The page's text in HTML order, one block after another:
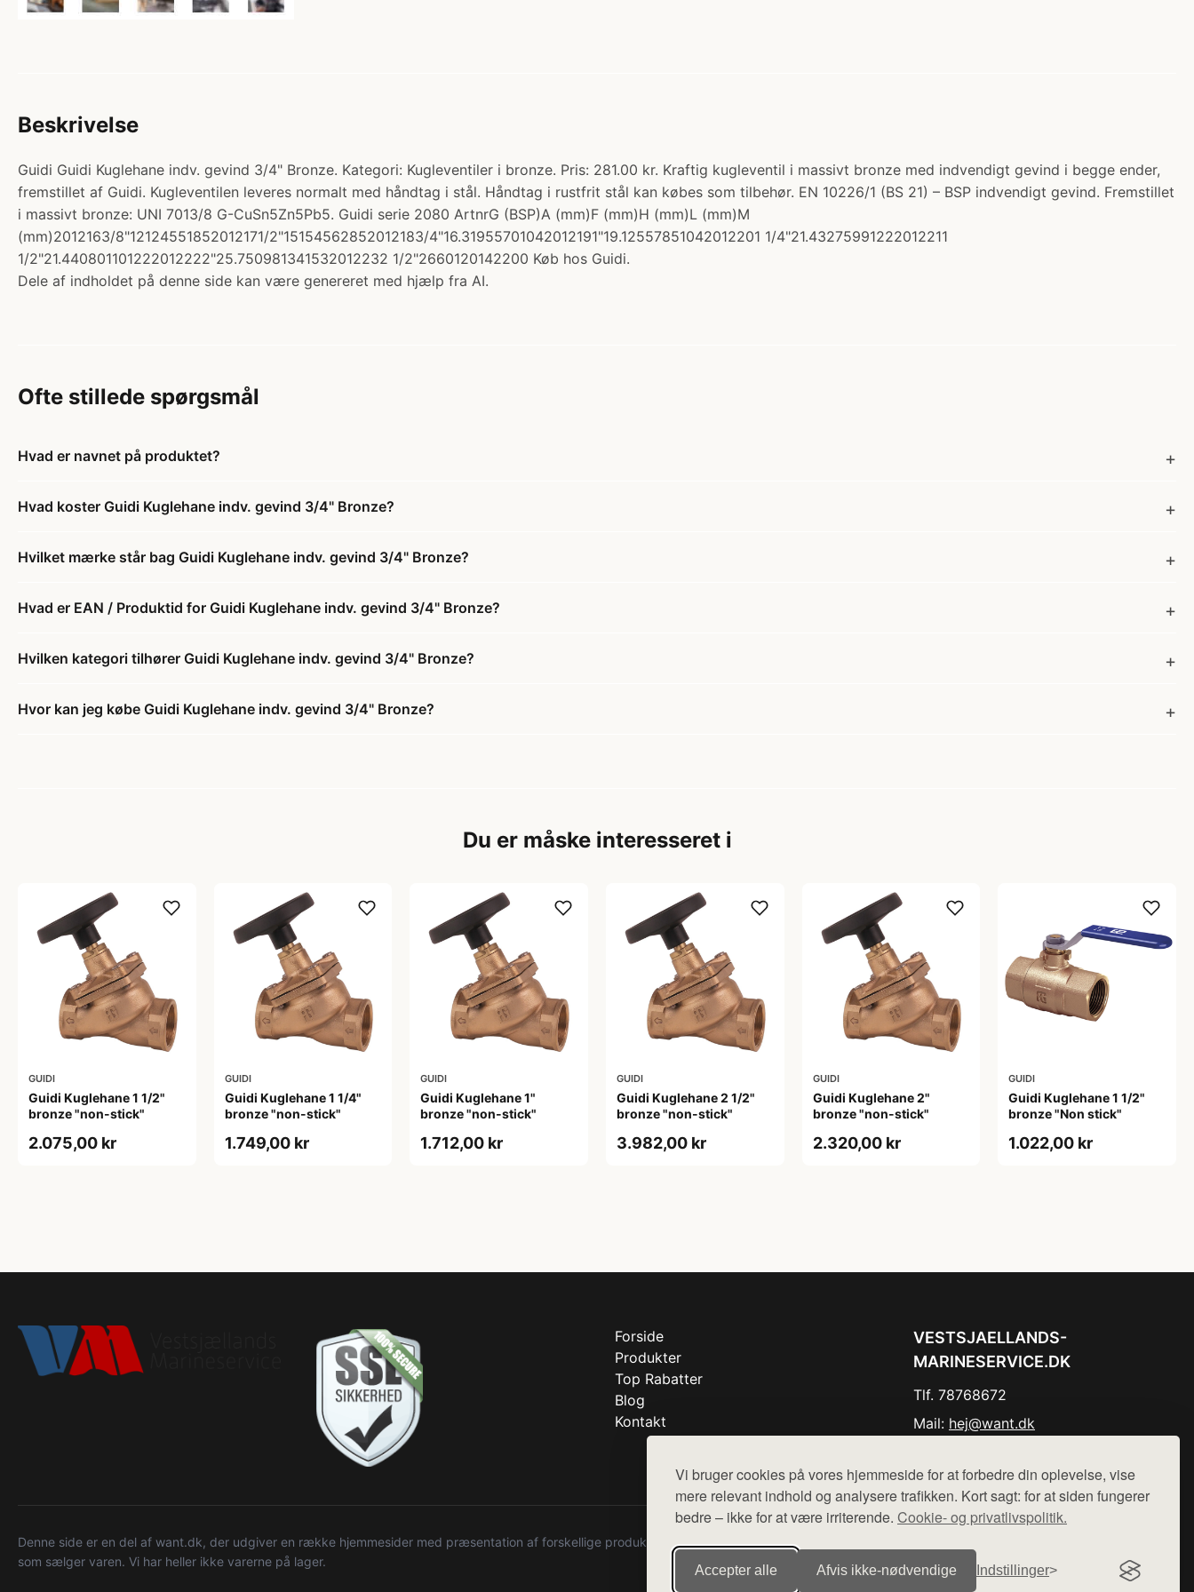
Vi bruger cookies på vores hjemmeside for at forbedre din oplevelse, vise
mere relevant indhold og analysere trafikken. Kort sagt: for at siden fungerer
bedre – ikke for at være irriterende. Cookie- og privatlivspolitik.
Accepter alle Afvis ikke‑nødvendige Indstillinger
Beskrivelse
Guidi Guidi Kuglehane indv. gevind 3/4" Bronze. Kategori: Kugleventiler i bronze. Pris: 281.00 kr. Kraftig kugleventil i massivt bronze med indvendigt gevind i begge ender,
fremstillet af Guidi. Kugleventilen leveres normalt med håndtag i stål. Håndtag i rustfrit stål kan købes som tilbehør. EN 10226/1 (BS 21) – BSP indvendigt gevind. Fremstillet
i massivt bronze: UNI 7013/8 G-CuSn5Zn5Pb5. Guidi serie 2080 ArtnrG (BSP)A (mm)F (mm)H (mm)L (mm)M
(mm)2012163/8"12124551852012171/2"15154562852012183/4"16.31955701042012191"19.12557851042012201 1/4"21.43275991222012211
1/2"21.440801101222012222"25.750981341532012232 1/2"2660120142200 Køb hos Guidi.
Dele af indholdet på denne side kan være genereret med hjælp fra AI.
Ofte stillede spørgsmål
Hvad er navnet på produktet?
Hvad koster Guidi Kuglehane indv. gevind 3/4" Bronze?
Hvilket mærke står bag Guidi Kuglehane indv. gevind 3/4" Bronze?
Hvad er EAN / Produktid for Guidi Kuglehane indv. gevind 3/4" Bronze?
Hvilken kategori tilhører Guidi Kuglehane indv. gevind 3/4" Bronze?
Hvor kan jeg købe Guidi Kuglehane indv. gevind 3/4" Bronze?
Du er måske interesseret i
GUIDI
Guidi Kuglehane 1 1/2"
bronze "non-stick"
2.075,00 kr
GUIDI
Guidi Kuglehane 1 1/4"
bronze "non-stick"
1.749,00 kr
GUIDI
Guidi Kuglehane 1"
bronze "non-stick"
1.712,00 kr
GUIDI
Guidi Kuglehane 2 1/2"
bronze "non-stick"
3.982,00 kr
GUIDI
Guidi Kuglehane 2"
bronze "non-stick"
2.320,00 kr
GUIDI
Guidi Kuglehane 1 1/2"
bronze "Non stick"
1.022,00 kr
Forside
Produkter
Top Rabatter
Blog
Kontakt
VESTSJAELLANDS-
MARINESERVICE.DK
Tlf. 78768672
Mail: hej@want.dk
Denne side er en del af want.dk, der udgiver en række hjemmesider med præsentation af forskellige produkter fra diverse webshops. Der sælges ikke varer fra denne side - vi henviser til de shops,
som sælger varen. Vi har heller ikke varerne på lager.